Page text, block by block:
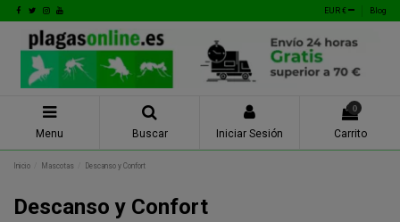
EUR € Blog
Menu Buscar Iniciar Sesión
0
Carrito
Inicio Mascotas Descanso y Confort
Descanso y Confort